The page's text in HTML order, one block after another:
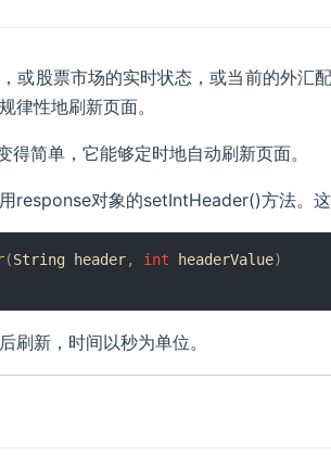
或股票市场的实时状态，或当前的外汇
律性地刷新页面。
简单，它能够定时地自动刷新页面。
response对象的setIntHeader()方法。这
(String header, int headerValue)
刷新，时间以秒为单位。